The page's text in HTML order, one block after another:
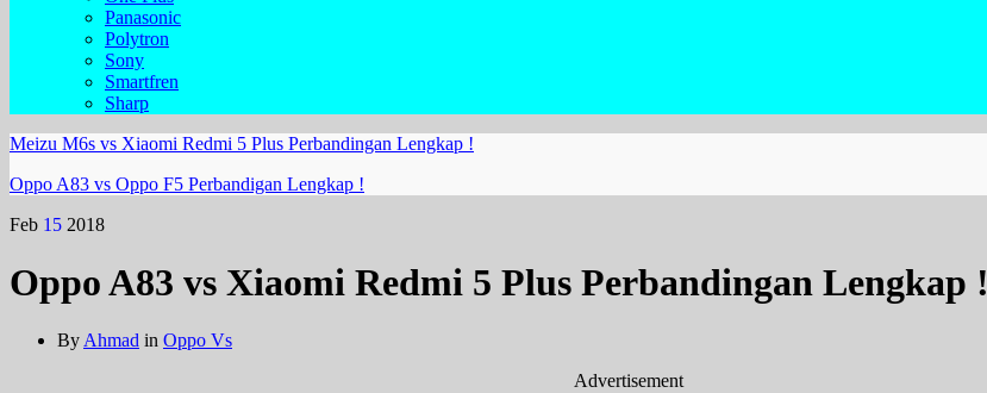
Panasonic
Polytron
Sony
Smartfren
Sharp
Meizu M6s vs Xiaomi Redmi 5 Plus Perbandingan Lengkap !
Oppo A83 vs Oppo F5 Perbandigan Lengkap !
Feb 15 2018
Oppo A83 vs Xiaomi Redmi 5 Plus Perbandingan Lengkap !
ByAhmad in Oppo Vs
Advertisement